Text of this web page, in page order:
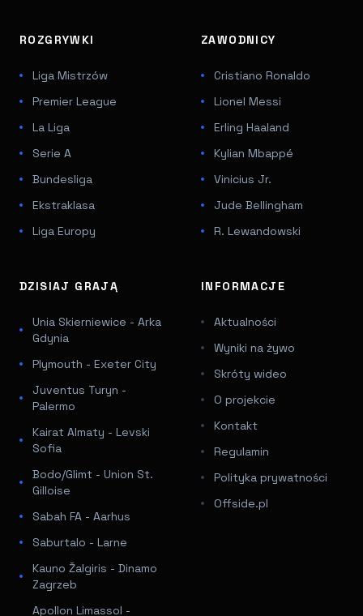
ROZGRYWKI
Liga Mistrzów
Premier League
La Liga
Serie A
Bundesliga
Ekstraklasa
Liga Europy
ZAWODNICY
Cristiano Ronaldo
Lionel Messi
Erling Haaland
Kylian Mbappé
Vinicius Jr.
Jude Bellingham
R. Lewandowski
DZISIAJ GRAJĄ
Unia Skierniewice - Arka
Gdynia
Plymouth - Exeter City
Juventus Turyn -
Palermo
Kairat Almaty - Levski
Sofia
Bodo/Glimt - Union St.
Gilloise
Sabah FA - Aarhus
Saburtalo - Larne
Kauno Žalgiris - Dinamo
Zagrzeb
Apollon Limassol -
INFORMACJE
Aktualności
Wyniki na żywo
Skróty wideo
O projekcie
Kontakt
Regulamin
Polityka prywatności
Offside.pl